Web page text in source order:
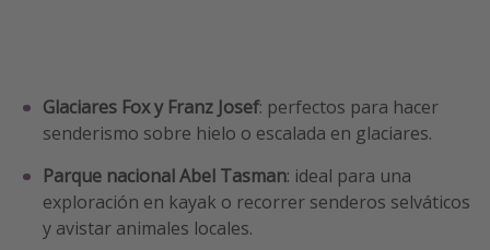
Glaciares Fox y Franz Josef: perfectos para hacer
senderismo sobre hielo o escalada en glaciares.
Parque nacional Abel Tasman: ideal para una
exploración en kayak o recorrer senderos selváticos
y avistar animales locales.